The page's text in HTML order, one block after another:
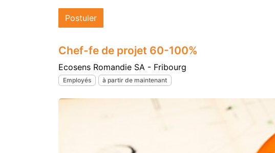
Postuler
Chef-fe de projet 60-100%
Ecosens Romandie SA - Fribourg
Employés à partir de maintenant